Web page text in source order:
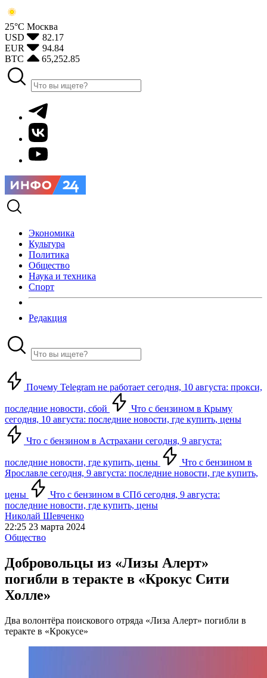
25°С Москва
USD
82.17
EUR
94.84
BTC
65,252.85
Экономика
Культура
Политика
Общество
Наука и техника
Спорт
Редакция
Почему Telegram не работает сегодня, 10 августа: прокси,
последние новости, сбой
Что с бензином в Крыму
сегодня, 10 августа: последние новости, где купить, цены
Что с бензином в Астрахани сегодня, 9 августа:
последние новости, где купить, цены
Что с бензином в
Ярославле сегодня, 9 августа: последние новости, где купить,
цены
Что с бензином в СПб сегодня, 9 августа:
последние новости, где купить, цены
Николай Шевченко
22:25 23 марта 2024
Общество
Добровольцы из «Лизы Алерт»
погибли в теракте в «Крокус Сити
Холле»
Два волонтёра поискового отряда «Лиза Алерт» погибли в
теракте в «Крокусе»